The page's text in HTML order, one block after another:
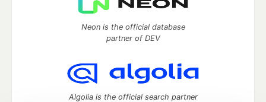
Neon is the official database
partner of DEV
Algolia is the official search partner